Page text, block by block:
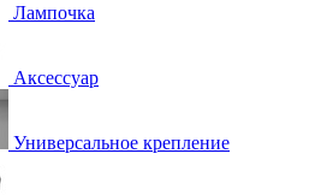
Лампочка
Аксессуар
Универсальное крепление